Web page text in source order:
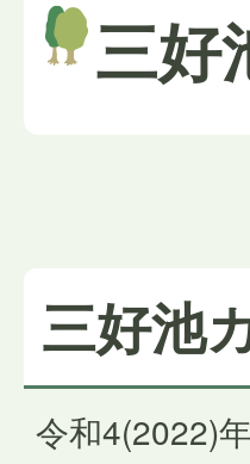
三好
三好池
令和4(2022)